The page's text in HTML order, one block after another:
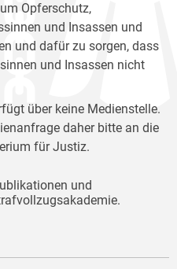
Opferschutz,
und Insassen und
und dafür zu sorgen, dass
und Insassen nicht
über keine Medienstelle.
daher bitte an die
für Justiz.
und